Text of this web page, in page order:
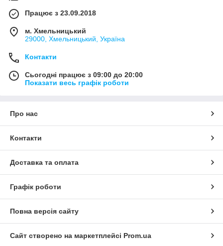
Працює з 23.09.2018
м. Хмельницький
29000, Хмельницький, Україна
Контакти
Сьогодні працює з 09:00 до 20:00
Показати весь графік роботи
Про нас
Контакти
Доставка та оплата
Графік роботи
Повна версія сайту
Сайт створено на маркетплейсі Prom.ua